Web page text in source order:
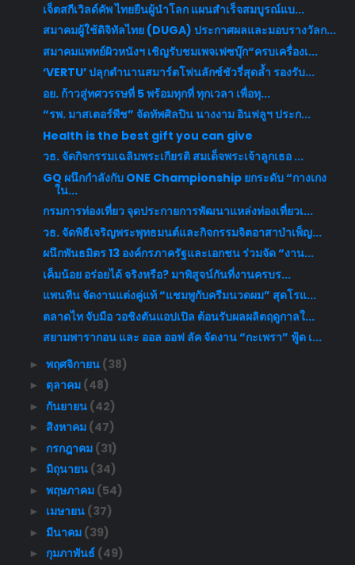
เจ็ตสกีเวิลด์คัพ ไทยยืนผู้นำโลก แผนสำเร็จสมบูรณ์แบ...
สมาคมผู้ใช้ดิจิทัลไทย (DUGA) ประกาศผลและมอบรางวัลก...
สมาคมแพทย์ผิวหนังฯ เชิญรับชมเพจเฟซบุ๊ก“ครบเครื่องเ...
‘VERTU’ ปลุกตำนานสมาร์ตโฟนลักซ์ชัวรี่สุดล้ำ รองรับ...
อย. ก้าวสู่ทศวรรษที่ 5 พร้อมทุกที่ ทุกเวลา เพื่อทุ...
“รพ. มาสเตอร์พีช” จัดทัพศิลปิน นางงาม อินฟลูฯ ประก...
Health is the best gift you can give
วธ. จัดกิจกรรมเฉลิมพระเกียรติ สมเด็จพระเจ้าลูกเธอ ...
GQ ผนึกกำลังกับ ONE Championship ยกระดับ “กางเกง
ใน...
กรมการท่องเที่ยว จุดประกายการพัฒนาแหล่งท่องเที่ยวเ...
วธ. จัดพิธีเจริญพระพุทธมนต์และกิจกรรมจิตอาสาบำเพ็ญ...
ผนึกพันธมิตร 13 องค์กรภาครัฐและเอกชน ร่วมจัด “งาน...
เค็มน้อย อร่อยได้ จริงหรือ? มาพิสูจน์กันที่งานครบร...
แพนทีน จัดงานแต่งคู่แท้ “แชมพูกับครีมนวดผม” สุดโรแ...
ตลาดไท จับมือ วอชิงตันแอปเปิล ต้อนรับผลผลิตฤดูกาลใ...
สยามพารากอน และ ออล ออฟ ลัค จัดงาน “กะเพรา” ฟู้ด เ...
► พฤศจิกายน (38)
► ตุลาคม (48)
► กันยายน (42)
► สิงหาคม (47)
► กรกฎาคม (31)
► มิถุนายน (34)
► พฤษภาคม (54)
► เมษายน (37)
► มีนาคม (39)
► กุมภาพันธ์ (49)